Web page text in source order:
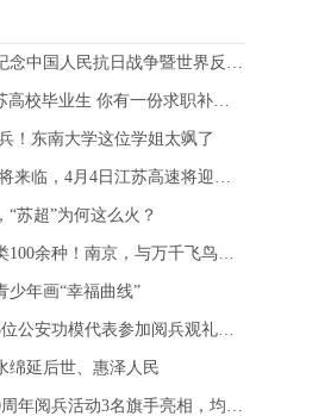
国人民抗日战争暨世界反法西斯战争胜
校毕业生 你有一份求职补贴待领取
！东南大学这位学姐太飒了
临，4月4日江苏高速将迎车流最高峰
“苏超”为何这么火？
余种！南京，与万千飞鸟为邻
少年画“幸福曲线”
安功模代表参加阅兵观礼，他们想说…
绵延后世、惠泽人民
阅兵活动3名旗手亮相，均为“90后